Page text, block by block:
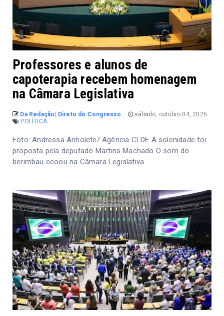
Professores e alunos de
capoterapia recebem homenagem
na Câmara Legislativa
Da Redação| Direto do Congresso
sábado, outubro 04, 2025
POLÍTICA
Foto: Andressa Anholete/ Agência CLDF A solenidade foi
proposta pela deputado Martins Machado O som do
berimbau ecoou na Câmara Legislativa ...